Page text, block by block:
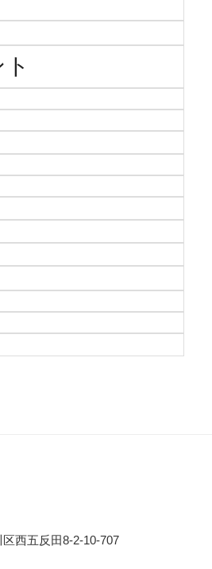
西五反田8-2-10-707